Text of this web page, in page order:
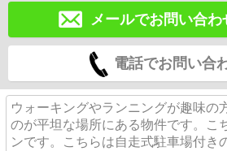
メールでお問い合わ
電話でお問い合
ウォーキングやランニングが趣味の
のが平坦な場所にある物件です。こ
ンです。こちらは自走式駐車場付き